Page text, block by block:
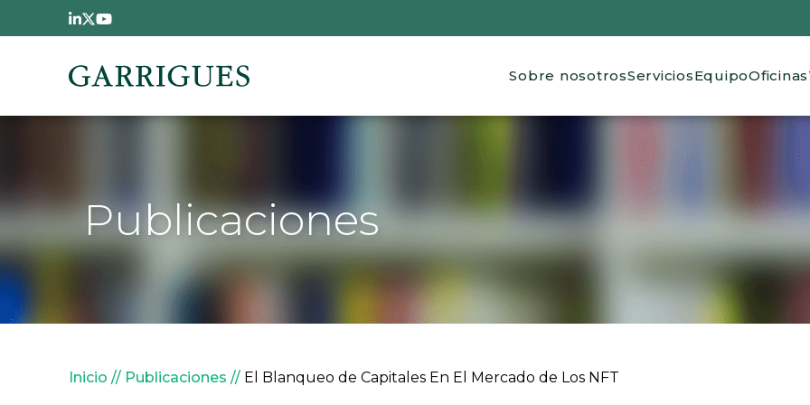
Pasar al contenido principal
Main navigation
Sobre nosotrosServiciosEquipoOficinas
Publicaciones
Sobrescribir enlaces de ayuda a la navegación
Inicio Publicaciones El Blanqueo de Capitales En El Mercado de Los NFT